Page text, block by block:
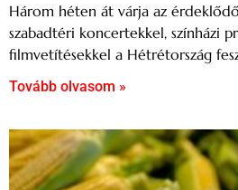
Három héten át várja az
szabadtéri koncertekkel, színházi
filmvetítésekkel a Hétrétország
Tovább olvasom »